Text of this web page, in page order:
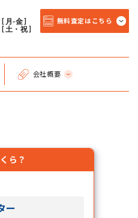
[月-金]
[土・祝]
無料査定はこちら
会社概要
ら？
ー